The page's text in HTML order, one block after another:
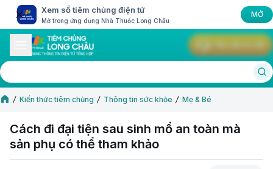
Xem sổ tiêm chủng điện tử
Mở trong ứng dụng Nhà Thuốc Long Châu
MỞ
Kiến thức tiêm chủng Thông tin sức khỏe Mẹ & Bé
Cách đi đại tiện sau sinh mổ an toàn mà
sản phụ có thể tham khảo